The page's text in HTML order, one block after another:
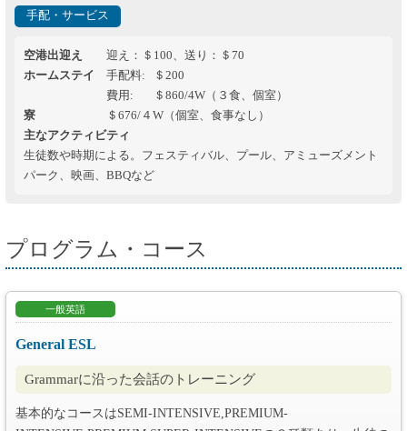
手配・サービス
空港出迎え
迎え：＄100、送り：＄70
ホームステイ
手配料
＄200
費用
＄860/4W（３食、個室）
寮
＄676/４W（個室、食事なし）
主なアクティビティ
生徒数や時期による。フェスティバル、プール、アミューズメント
パーク、映画、BBQなど
プログラム・コース
一般英語
General ESL
Grammarに沿った会話のトレーニング
基本的なコースはSEMI-INTENSIVE,PREMIUM-